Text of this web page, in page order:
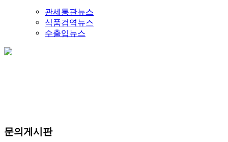
관세통관뉴스
식품검역뉴스
수출입뉴스
문의게시판